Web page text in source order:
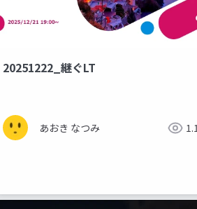
20251222_継ぐLT
あおき なつみ